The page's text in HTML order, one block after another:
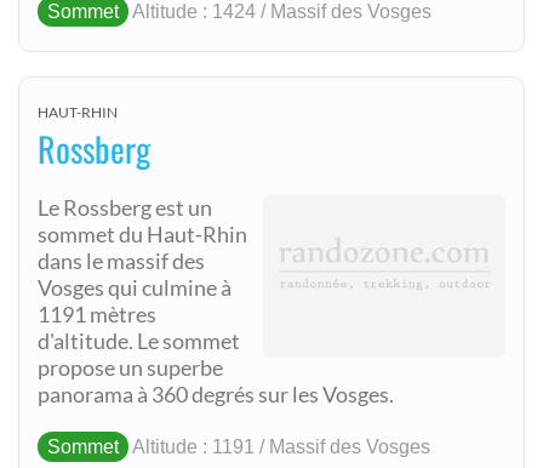
Sommet Altitude : 1424 / Massif des Vosges
HAUT-RHIN
Rossberg
Le Rossberg est un
sommet du Haut-Rhin
dans le massif des
Vosges qui culmine à
1191 mètres
d'altitude. Le sommet
propose un superbe
panorama à 360 degrés sur les Vosges.
Sommet Altitude : 1191 / Massif des Vosges